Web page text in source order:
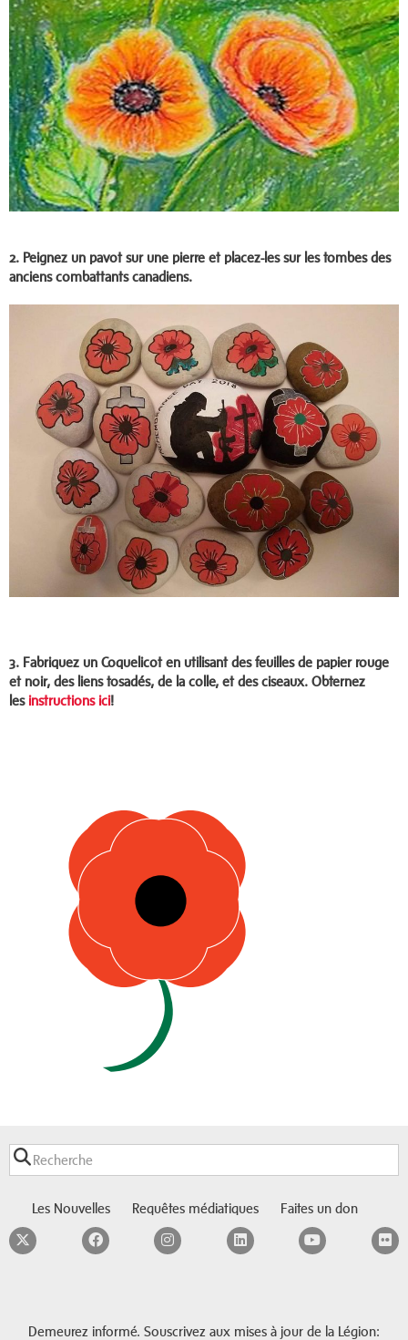
2. Peignez un pavot sur une pierre et placez-les sur les tombes des
anciens combattants canadiens.
3. Fabriquez un Coquelicot en utilisant des feuilles de papier rouge
et noir, des liens tosadés, de la colle, et des ciseaux. Obternez
lesinstructions ici!
Les Nouvelles Requêtes médiatiques Faites un don
TwitterFacebookInstagramLinkedInYouTube
Demeurez informé. Souscrivez aux mises à jour de la Légion: